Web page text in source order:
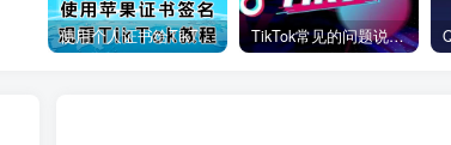
使用个人证书给TikTok签名安装(视频) TikTok常见的问题说明和解决方法